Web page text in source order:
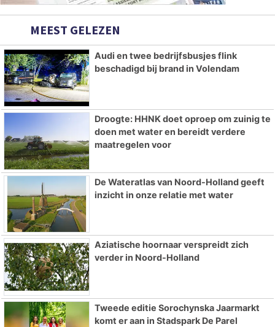
MEEST GELEZEN
Audi en twee bedrijfsbusjes flink
beschadigd bij brand in Volendam
Droogte: HHNK doet oproep om zuinig te
doen met water en bereidt verdere
maatregelen voor
De Wateratlas van Noord-Holland geeft
inzicht in onze relatie met water
Aziatische hoornaar verspreidt zich
verder in Noord-Holland
Tweede editie Sorochynska Jaarmarkt
komt er aan in Stadspark De Parel